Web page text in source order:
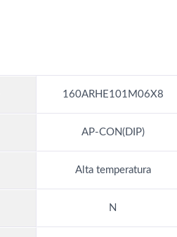
160ARHE101M06X8
AP-CON(DIP)
Alta temperatura
N